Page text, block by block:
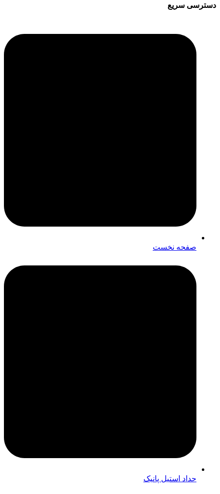
دسترسی سریع
صفحه نخست
حداد استیل پانیک